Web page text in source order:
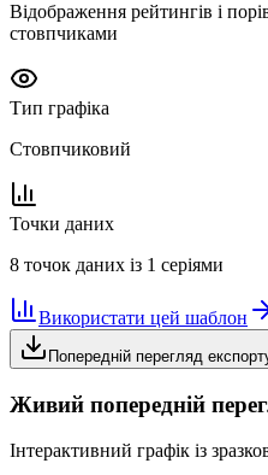
Відображення рейтингів і
стовпчиками
Тип графіка
Стовпчиковий
Точки даних
8 точок даних із 1 серіями
Використати цей шаблон
Попередній перегляд
Живий попередній
Інтерактивний графік із